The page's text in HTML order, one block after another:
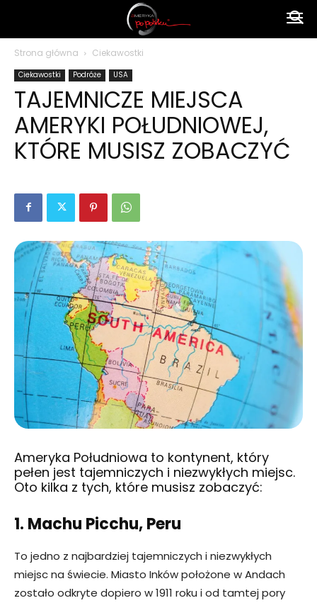
polsku
Strona główna Ciekawostki
Ciekawostki Podróże USA
TAJEMNICZE MIEJSCA
AMERYKI POŁUDNIOWEJ,
KTÓRE MUSISZ ZOBACZYĆ
Ameryka Południowa to kontynent, który
pełen jest tajemniczych i niezwykłych miejsc.
Oto kilka z tych, które musisz zobaczyć:
1. Machu Picchu, Peru
To jedno z najbardziej tajemniczych i niezwykłych
miejsc na świecie. Miasto Inków położone w Andach
zostało odkryte dopiero w 1911 roku i od tamtej pory